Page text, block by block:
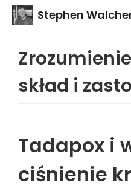
Stephen
skład i
Tadapox i
ciśnienie